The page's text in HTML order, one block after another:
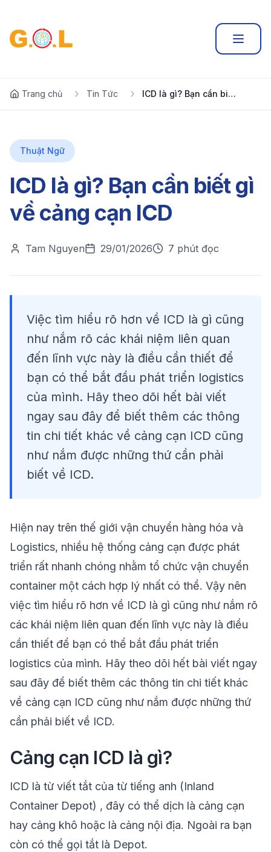
Trang chủ Tin Tức ICD là gì? Bạn cần biết gì về cảng cạn ICD
Thuật Ngữ
ICD là gì? Bạn cần biết gì
về cảng cạn ICD
Tam Nguyen 29/01/2026 7 phút đọc
Việc tìm hiểu rõ hơn về ICD là gì cũng
như nắm rõ các khái niệm liên quan
đến lĩnh vực này là điều cần thiết để
bạn có thể bắt đầu phát triển logistics
của mình. Hãy theo dõi hết bài viết
ngay sau đây để biết thêm các thông
tin chi tiết khác về cảng cạn ICD cũng
như nắm được những thứ cần phải
biết về ICD.
Hiện nay trên thế giới vận chuyển hàng hóa và
Logistics, nhiều hệ thống cảng cạn được phát
triển rất nhanh chóng nhằm tổ chức vận chuyển
container một cách hợp lý nhất có thể. Vậy nên
việc tìm hiểu rõ hơn về ICD là gì cũng như nắm rõ
các khái niệm liên quan đến lĩnh vực này là điều
cần thiết để bạn có thể bắt đầu phát triển
logistics của mình. Hãy theo dõi hết bài viết ngay
sau đây để biết thêm các thông tin chi tiết khác
về cảng cạn ICD cũng như nắm được những thứ
cần phải biết về ICD.
Cảng cạn ICD là gì?
ICD là từ viết tắt của từ tiếng anh (Inland
Container Depot) , đây có thể dịch là cảng cạn
hay cảng khô hoặc là cảng nội địa. Ngoài ra bạn
còn có thể gọi tắt là Depot.